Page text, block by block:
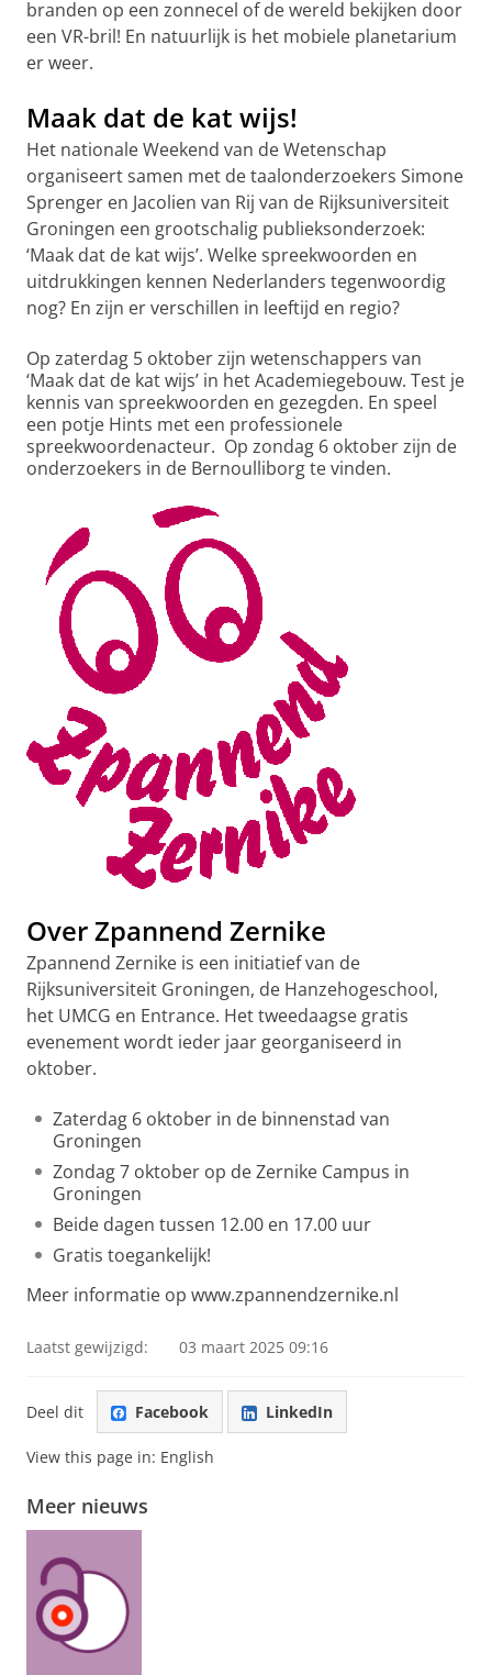
branden op een zonnecel of de wereld bekijken door
een VR-bril! En natuurlijk is het mobiele planetarium
er weer.
Maak dat de kat wijs!
Het nationale Weekend van de Wetenschap
organiseert samen met de taalonderzoekers Simone
Sprenger en Jacolien van Rij van de Rijksuniversiteit
Groningen een grootschalig publieksonderzoek:
‘Maak dat de kat wijs’. Welke spreekwoorden en
uitdrukkingen kennen Nederlanders tegenwoordig
nog? En zijn er verschillen in leeftijd en regio?
Op zaterdag 5 oktober zijn wetenschappers van
‘Maak dat de kat wijs’ in het Academiegebouw. Test je
kennis van spreekwoorden en gezegden. En speel
een potje Hints met een professionele
spreekwoordenacteur. Op zondag 6 oktober zijn de
onderzoekers in de Bernoulliborg te vinden.
Over Zpannend Zernike
Zpannend Zernike is een initiatief van de
Rijksuniversiteit Groningen, de Hanzehogeschool,
het UMCG en Entrance. Het tweedaagse gratis
evenement wordt ieder jaar georganiseerd in
oktober.
Zaterdag 6 oktober in de binnenstad van
Groningen
Zondag 7 oktober op de Zernike Campus in
Groningen
Beide dagen tussen 12.00 en 17.00 uur
Gratis toegankelijk!
Meer informatie op www.zpannendzernike.nl
Laatst gewijzigd: 03 maart 2025 09:16
Deel dit Facebook LinkedIn
View this page in: English
Meer nieuws